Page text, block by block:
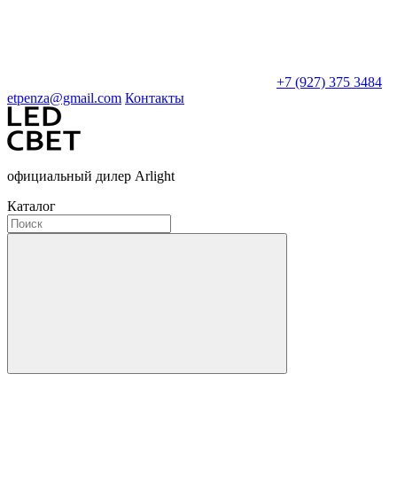
+7 (927) 375 3484
etpenza@gmail.com Контакты
официальный дилер Arlight
Каталог